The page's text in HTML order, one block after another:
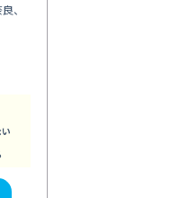
、